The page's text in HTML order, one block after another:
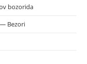
bozorida
Bezori